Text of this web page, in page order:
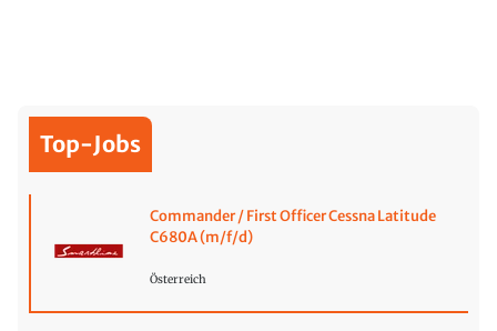
Top-Jobs
Commander / First Officer Cessna Latitude
C680A (m/f/d)
Österreich